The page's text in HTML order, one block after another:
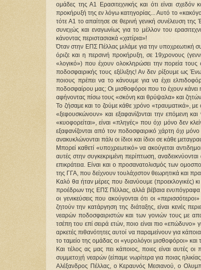
ομάδες της Α1 Ερασιτεχνικής και ότι είναι
προκήρυξή της εν λόγω κατηγορίας... Αυτό το
τότε Α1 το απαίτησε σε θερινή γενική συνέλευση της
συνεχώς και εναγωνίως για το μέλλον του
κάνοντας περιστασιακά «χατίρια»!
Όταν στην ΕΠΣ Πέλλας μιλάμε για την υποχρεωτική
όριζε και η περσινή προκήρυξη, σε 19χρονους
«λογικό») που έχουν ολοκληρώσει την πορεία τους
ποδοσφαιρικής τους εξέλιξης! Αν δεν ρίξουμε ως
ποιους πρέπει να το κάνουμε για να έχει
ποδοσφαίρου μας; Οι μισθοφόροι που το έχουν κάνει
αφήνοντας πίσω τους «σκόνη και θρύψαλα» και
Το ζήσαμε και το ζούμε κάθε χρόνο «τραυματικά»,
«ξεφουσκώνουν» και εξαφανίζονται την επόμενη
«κυοφορείται», είναι «πληγές» που όχι μόνο δεν
εξαφανίζονται από τον ποδοσφαιρικό χάρτη όχι
ανακυκλώνονται πάλι οι ίδιοι και ίδιοι σε κάθε
Μπορεί καθετί «υποχρεωτικό» να ακούγεται
αυτές στην συγκεκριμένη περίπτωση,
επικράτεια. Είναι και ο προσανατολισμός των
της ΓΓΑ, που δείχνουν τουλάχιστον θεωρητικά και
Καλό θα ήταν μέρες που διανύουμε (προεκλογικές)
προέδρων της ΕΠΣ Πέλλας, αλλά βέβαια ενυπόγραφα
οι γενικεύσεις που ακούγονται ότι οι
ζητούν την κατάργηση της διάταξης, είναι κενές
νεαρών ποδοσφαιριστών και των γονιών τους με
τσέπη του επί σειρά ετών, ποιο είναι πιο
αρκετές πιθανότητες αυτοί να παραμείνουν για
το ταμείο της ομάδας οι «γυρολόγοι μισθοφόροι» και
Και τέλος ας μας πει κάποιος, ποιες είναι αυτές
συμμετοχή νεαρών (είπαμε νωρίτερα για ποιας
Αλέξανδρος Πέλλας, ο Κεραυνός Μεσιανού, ο